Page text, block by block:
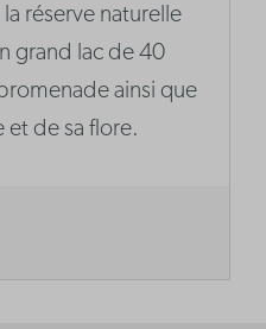
réserve naturelle
grand lac de 40
ainsi que
et de sa flore.